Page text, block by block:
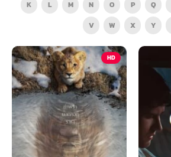
K
L M N O P Q
V
W X Y
HD